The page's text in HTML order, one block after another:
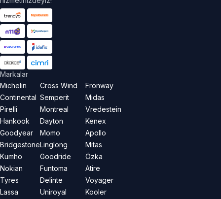
Markalar
Michelin
Continental
Pirelli
Hankook
Goodyear
Bridgestone
Kumho
Nokian
Tyres
Lassa
Cross Wind
Semperit
Montreal
Dayton
Momo
Linglong
Goodride
Funtoma
Delinte
Uniroyal
Fronway
Midas
Vredestein
Kenex
Apollo
Mitas
Özka
Atire
Voyager
Kooler